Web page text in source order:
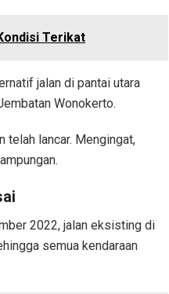
Terikat
jalan di pantai utara
Wonokerto.
telah lancar. Mengingat,
2022, jalan eksisting di
semua kendaraan